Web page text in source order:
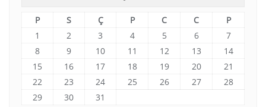
P S Ç P C C
P
1
2 3 4 5 6
7
8
9 10 11 12 13
14
15
16 17 18 19 20
21
22
23 24 25 26 27
28
29
30 31